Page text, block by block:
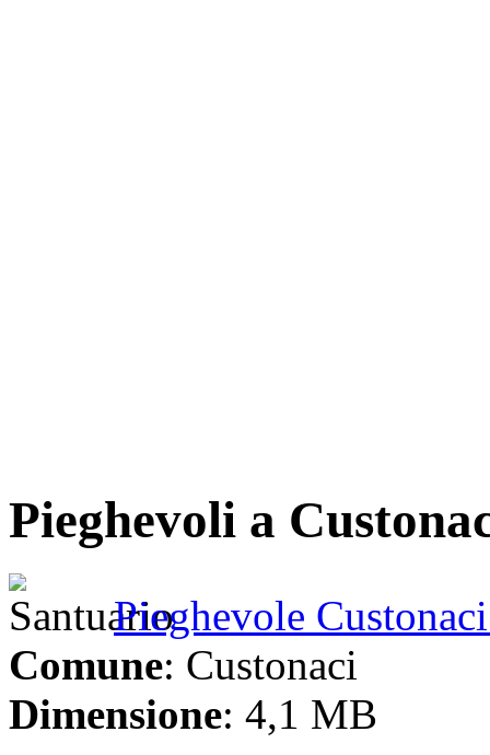
Pieghevoli a
Pieghevole
Comune: Custonaci
Dimensione: 4,1 MB